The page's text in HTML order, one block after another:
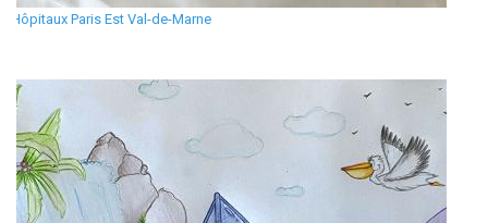
Hôpitaux Paris Est Val-de-Marne